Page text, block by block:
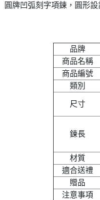
圓牌凹弧刻字項鍊，圓形
品牌
商品名稱
商品編號
類別
尺寸
鍊長
材質
適合送禮
贈品
注意事項